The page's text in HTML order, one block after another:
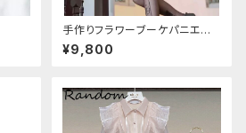
手作りフラワーブーケパニエ
（❁⃘5色展開❁⃘）
¥9,800